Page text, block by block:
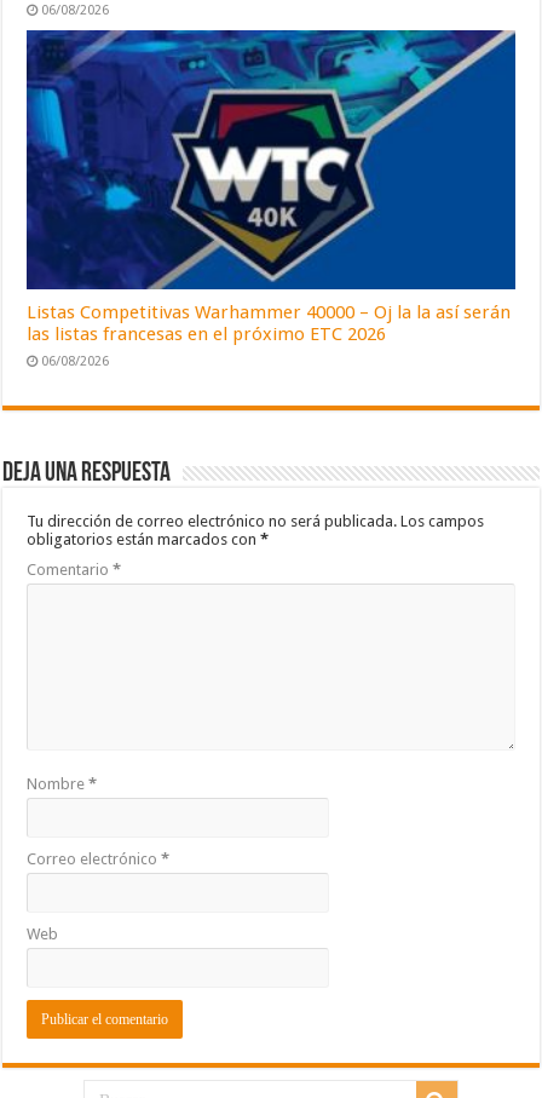
06/08/2026
Listas Competitivas Warhammer 40000 – Oj la la así serán
las listas francesas en el próximo ETC 2026
06/08/2026
Deja una respuesta
Tu dirección de correo electrónico no será publicada. Los campos
obligatorios están marcados con*
Comentario*
Nombre*
Correo electrónico*
Web